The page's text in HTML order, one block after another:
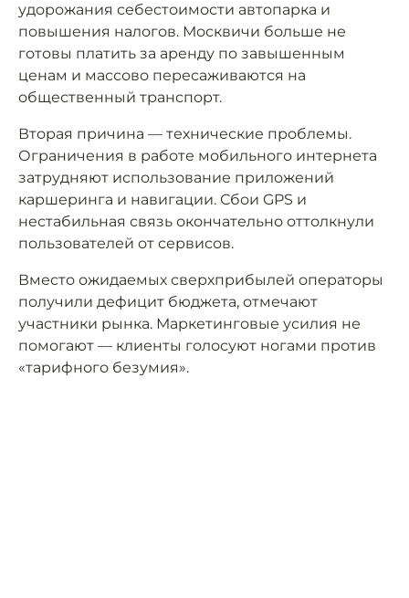
удорожания себестоимости автопарка и
повышения налогов. Москвичи больше не
готовы платить за аренду по завышенным
ценам и массово пересаживаются на
общественный транспорт.
Вторая причина — технические проблемы.
Ограничения в работе мобильного интернета
затрудняют использование приложений
каршеринга и навигации. Сбои GPS и
нестабильная связь окончательно оттолкнули
пользователей от сервисов.
Вместо ожидаемых сверхприбылей операторы
получили дефицит бюджета, отмечают
участники рынка. Маркетинговые усилия не
помогают — клиенты голосуют ногами против
«тарифного безумия».